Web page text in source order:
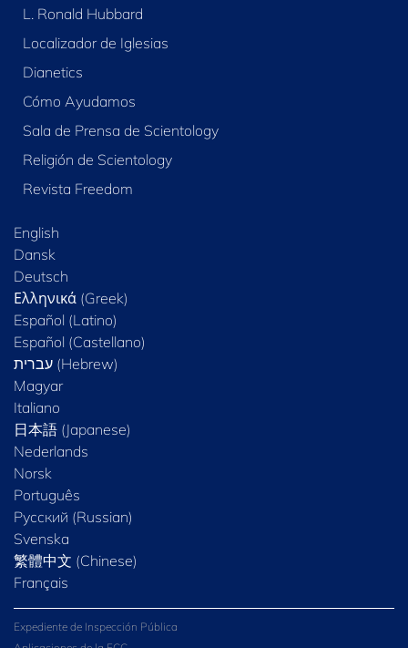
L. Ronald Hubbard
Localizador de Iglesias
Dianetics
Cómo Ayudamos
Sala de Prensa de Scientology
Religión de Scientology
Revista Freedom
English
Dansk
Deutsch
Ελληνικά (Greek)
Español (Latino)
Español (Castellano)
Magyar
Italiano
日本語 (Japanese)
Nederlands
Norsk
Português
Русский (Russian)
Svenska
繁體中文 (Chinese)
Français
Expediente de Inspección Pública